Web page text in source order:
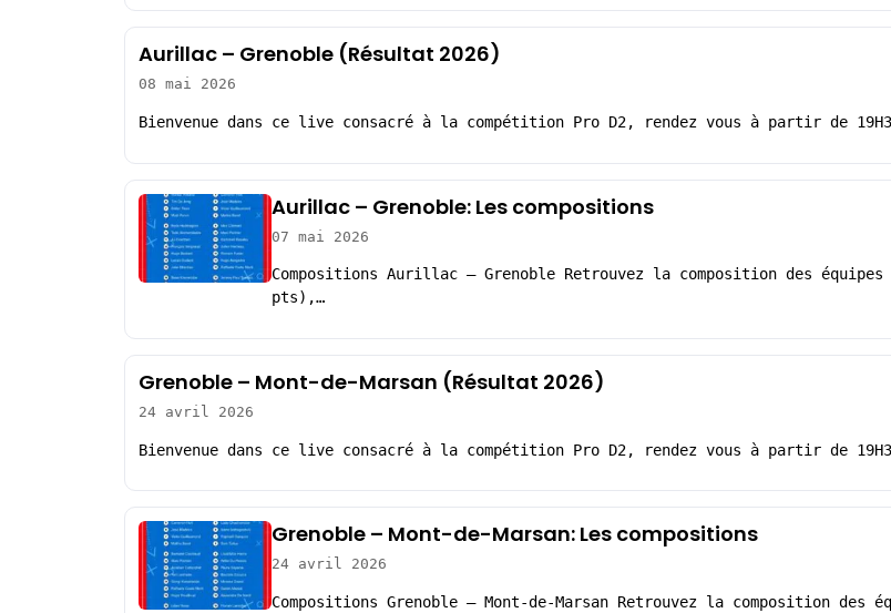
Aurillac – Grenoble (Résultat 2026)
08 mai 2026
Bienvenue dans ce live consacré à la compétition Pro D2, rendez vous à partir de
Aurillac – Grenoble: Les compositions
07 mai 2026
Compositions Aurillac – Grenoble Retrouvez la composition des
pts),…
Grenoble – Mont-de-Marsan (Résultat 2026)
24 avril 2026
Bienvenue dans ce live consacré à la compétition Pro D2, rendez vous à partir de
Grenoble – Mont-de-Marsan: Les compositions
24 avril 2026
Compositions Grenoble – Mont-de-Marsan Retrouvez la composition des